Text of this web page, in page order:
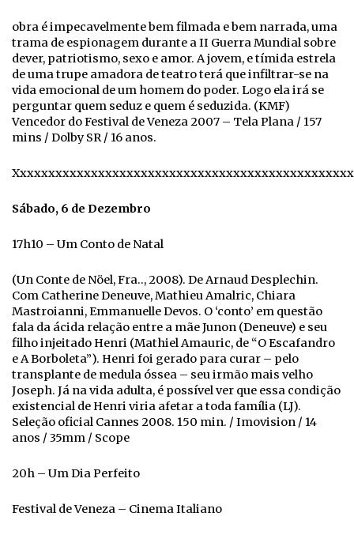
obra é impecavelmente bem filmada e bem narrada, uma
trama de espionagem durante a II Guerra Mundial sobre
dever, patriotismo, sexo e amor. A jovem, e tímida estrela
de uma trupe amadora de teatro terá que infiltrar-se na
vida emocional de um homem do poder. Logo ela irá se
perguntar quem seduz e quem é seduzida. (KMF)
Vencedor do Festival de Veneza 2007 – Tela Plana / 157
mins / Dolby SR / 16 anos.
Sábado, 6 de Dezembro
17h10 – Um Conto de Natal
(Un Conte de Nöel, Fra.., 2008). De Arnaud Desplechin.
Com Catherine Deneuve, Mathieu Amalric, Chiara
Mastroianni, Emmanuelle Devos. O ‘conto’ em questão
fala da ácida relação entre a mãe Junon (Deneuve) e seu
filho injeitado Henri (Mathiel Amauric, de “O Escafandro
e A Borboleta”). Henri foi gerado para curar – pelo
transplante de medula óssea – seu irmão mais velho
Joseph. Já na vida adulta, é possível ver que essa condição
existencial de Henri viria afetar a toda família (LJ).
Seleção oficial Cannes 2008. 150 min. / Imovision / 14
anos / 35mm / Scope
20h – Um Dia Perfeito
Festival de Veneza – Cinema Italiano